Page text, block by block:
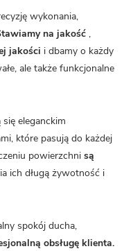
wykonania,
na jakość ,
jakości i dbamy o każdy
ale także funkcjonalne
eleganckim
które pasują do każdej
powierzchni są
ich długą żywotność i
spokój ducha,
obsługę klienta.